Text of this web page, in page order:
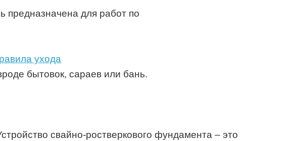
предназначена для работ по
ухода
бытовок, сараев или бань.
свайно-ростверкового фундамента – это